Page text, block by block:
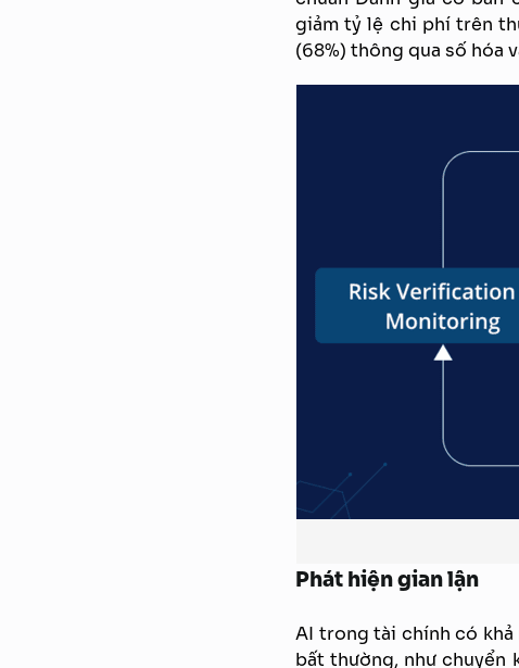
giảm tỷ lệ chi phí trên
(68%) thông qua số hóa
Phát hiện gian lận
AI trong tài chính có
bất thường, như chuyển